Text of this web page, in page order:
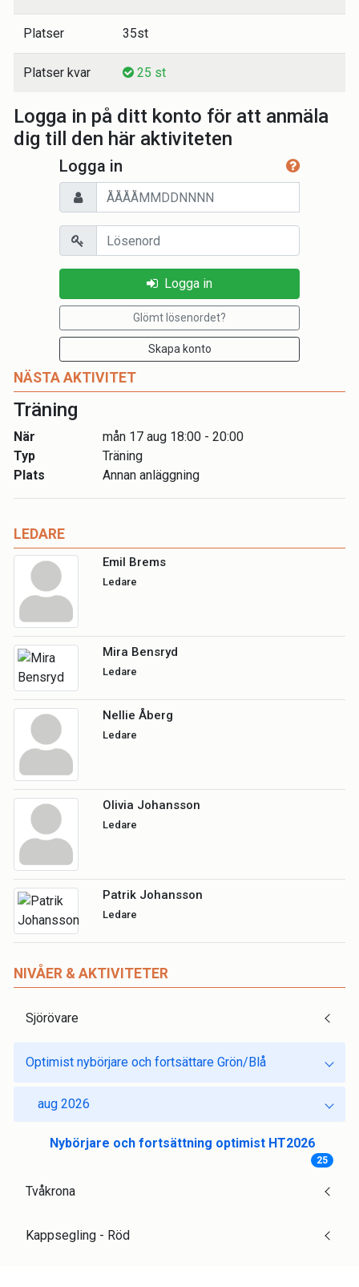
NÄSTA AKTIVITET
Träning
När
mån 17 aug 18:00 - 20:00
Typ
Träning
Plats
Annan anläggning
LEDARE
Emil Brems
Ledare
Mira Bensryd
Ledare
Nellie Åberg
Ledare
Olivia Johansson
Ledare
Patrik Johansson
Ledare
Platser 35st
Platser kvar 25 st
Logga in på ditt konto för att anmäla
dig till den här aktiviteten
Logga in
Personnummer
Lösenord
Logga in
Glömt lösenordet?
Skapa konto
NIVÅER & AKTIVITETER
Sjörövare
Optimist nybörjare och fortsättare Grön/Blå
aug 2026
Nybörjare och fortsättning optimist HT2026
25
Tvåkrona
Kappsegling - Röd